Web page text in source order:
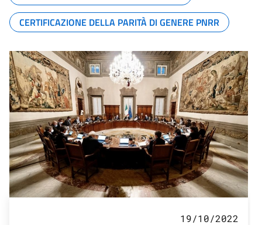
CERTIFICAZIONE DELLA PARITÀ DI GENERE PNRR
19/10/2022